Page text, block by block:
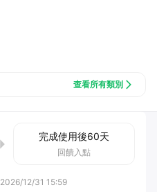
查看所有類別
完成使用後60天
回饋入點
2026/12/31 15:59